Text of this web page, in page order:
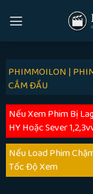
PHIMMOILON |
CẮM ĐẦU
Nếu Xem Phim Bị
HY Hoặc Sever
Nếu Load Phim
Tốc Độ Xem